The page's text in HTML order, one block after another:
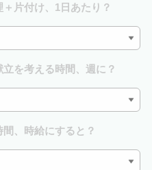
片付け、1日あたり？
を考える時間、週に？
、時給にすると？